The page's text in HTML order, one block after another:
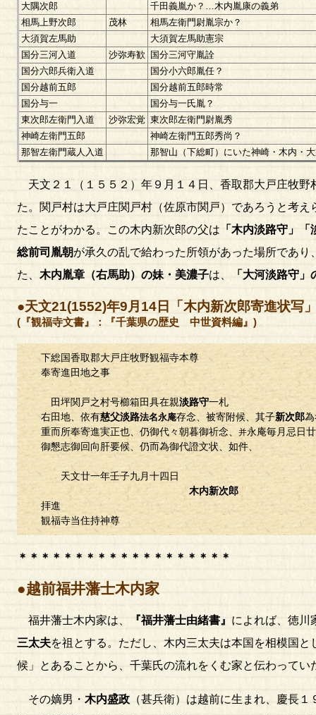
大隅次郎
千田義胤か？…木内胤康の義弟
相馬上野次郎
茂林
相馬左衛門尉胤宗か？
大須賀左馬助
大須賀左馬助憲宗
国分三河入道
沙弥寿歓
国分三河守胤詮
国分六郎兵衛入道
国分小六郎胤任？
国分越前五郎
国分越前五郎時常
国分与一
国分与一氏胤？
東次郎左衛門入道
沙弥宏覚 東次郎左衛門尉胤秀
神崎左衛門五郎
神崎左衛門五郎秀尚？
那智左衛門蔵人入道
那智山（下総町）にいた神崎・木内・
天文２１（１５５２）年９月１４日、香取郡大戸庄牧野
た。関戸村は大戸庄関戸村（佐原市関戸）であろうと考
たことがわかる。この木内新次郎の父は 「木内淡路守」
総前司胤朝が承久の乱で給わった所領があった場所であ
た、 木内胤章（右馬助）の妹・美濃子は、 「大河淡路守」
●天文21(1552)年9月14日「木内新次郎寄進状写
(『観福寺文書』：『千葉県の歴史 中世資料編』)
下総国香取郡大戸庄牧野観福寺本尊
奉寄進田地之事
田坪関戸之村号櫛箱田具在親淡路守一札
右田地、依有慈父淡路法名永庵存念、被寄附候、其子新次郎
重而所奉寄進実正也、仍御代々朝暮御祈念、
并永庵毎月忌日
御懇志御回向肝要候、仍而為御代證文状、如件、
天文廿一年壬子九月十四日
木内新次郎
拝進
観福寺当住持神尊
＊＊＊＊＊＊＊＊＊＊＊＊＊＊＊＊＊＊＊
●越前福井藩士木内家
福井藩士木内家は、 『福井藩士由緒書』 によれば、徳川
三太夫を祖とする。ただし、木内三太夫は本国を相模国
候」とあることから、千葉氏の流れをくむ家と伝わってい
その嫡男・ 木内盛政 （甚兵衛）は越前に生まれ、慶長